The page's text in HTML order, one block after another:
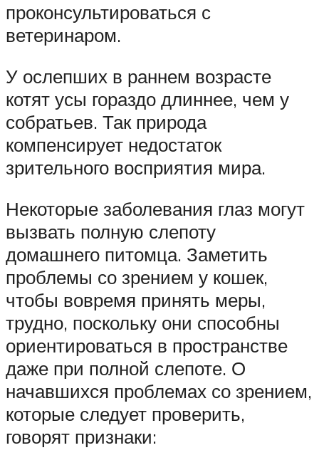
проконсультироваться с
ветеринаром.
У ослепших в раннем возрасте
котят усы гораздо длиннее, чем у
собратьев. Так природа
компенсирует недостаток
зрительного восприятия мира.
Некоторые заболевания глаз могут
вызвать полную слепоту
домашнего питомца. Заметить
проблемы со зрением у кошек,
чтобы вовремя принять меры,
трудно, поскольку они способны
ориентироваться в пространстве
даже при полной слепоте. О
начавшихся проблемах со зрением,
которые следует проверить,
говорят признаки: